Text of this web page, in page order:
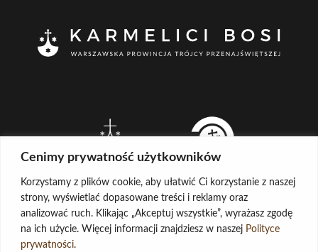
Cenimy prywatność użytkowników
Korzystamy z plików cookie, aby ułatwić Ci korzystanie z naszej
strony, wyświetlać dopasowane treści i reklamy oraz
analizować ruch. Klikając „Akceptuj wszystkie”, wyrażasz zgodę
na ich użycie. Więcej informacji znajdziesz w naszej Polityce
prywatności.
CREATED BY